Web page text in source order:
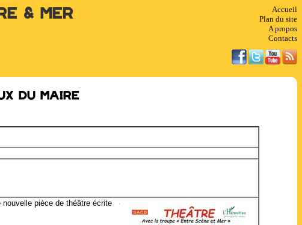
Accueil
Plan du site
A propos
Contacts
& Mer
du Maire
nouvelle pièce de théâtre écrite